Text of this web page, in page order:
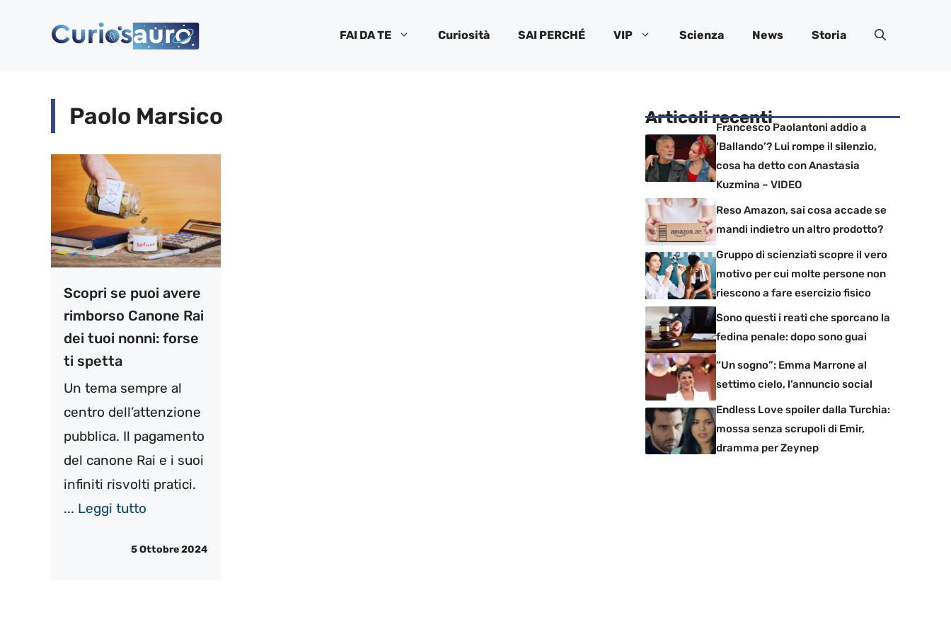
FAI DA TE Curiosità SAI PERCHÉ VIP Scienza News Storia
Paolo Marsico
Scopri se puoi avere
rimborso Canone Rai
dei tuoi nonni: forse
ti spetta
Un tema sempre al
centro dell’attenzione
pubblica. Il pagamento
del canone Rai e i suoi
infiniti risvolti pratici.
... Leggi tutto
5 Ottobre 2024
Articoli recentiFrancesco Paolantoni addio a
‘Ballando’? Lui rompe il silenzio,
cosa ha detto con Anastasia
Kuzmina – VIDEO
Reso Amazon, sai cosa accade se
mandi indietro un altro prodotto?
Gruppo di scienziati scopre il vero
motivo per cui molte persone non
riescono a fare esercizio fisico
Sono questi i reati che sporcano la
fedina penale: dopo sono guai
“Un sogno”: Emma Marrone al
settimo cielo, l’annuncio social
Endless Love spoiler dalla Turchia:
mossa senza scrupoli di Emir,
dramma per Zeynep